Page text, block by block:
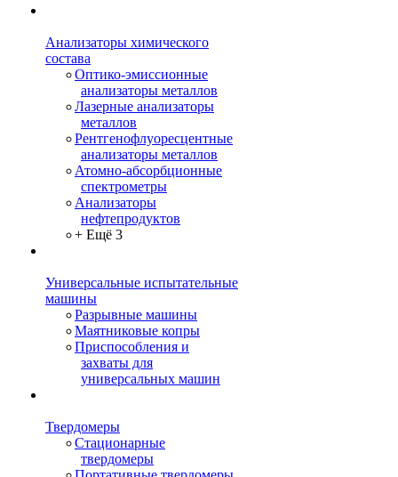
Анализаторы химического
состава
Оптико-эмиссионные
анализаторы металлов
Лазерные анализаторы
металлов
Рентгенофлуоресцентные
анализаторы металлов
Атомно-абсорбционные
спектрометры
Анализаторы
нефтепродуктов
+ Ещё 3
Универсальные испытательные
машины
Разрывные машины
Маятниковые копры
Приспособления и
захваты для
универсальных машин
Твердомеры
Стационарные
твердомеры